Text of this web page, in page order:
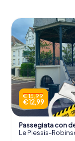
€ 15,99
€ 12,99
Passegiata con
Le Plessis-